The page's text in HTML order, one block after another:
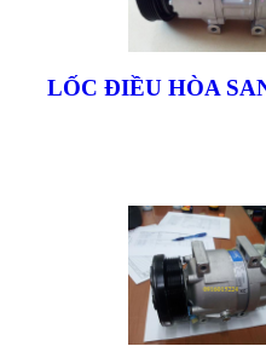
LỐC ĐIỀU HÒA